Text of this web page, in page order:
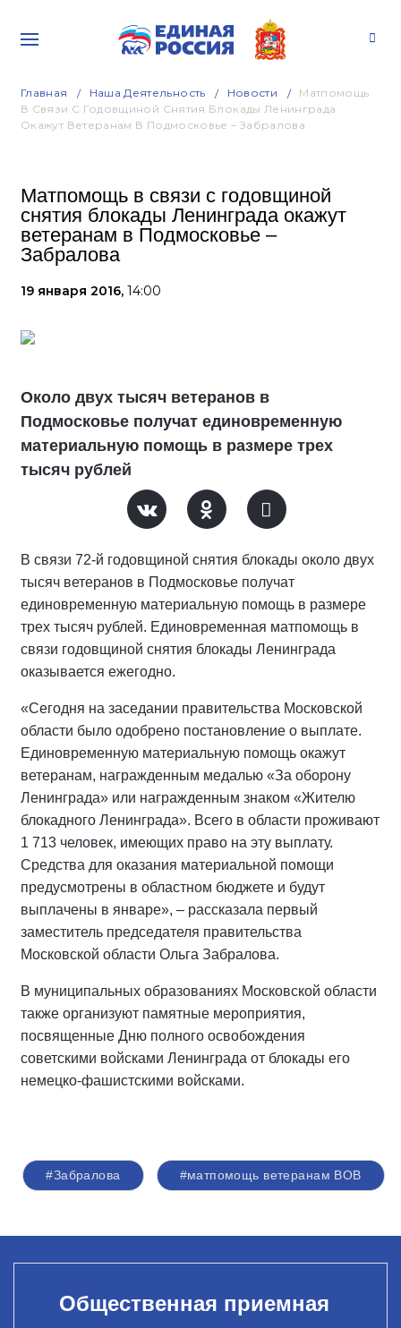
Главная Наша Деятельность Новости
Матпомощь
В Связи С Годовщиной Снятия Блокады Ленинграда
Окажут Ветеранам В Подмосковье – Забралова
Матпомощь в связи с годовщиной
снятия блокады Ленинграда окажут
ветеранам в Подмосковье –
Забралова
19 января 2016, 14:00
Около двух тысяч ветеранов в
Подмосковье получат единовременную
материальную помощь в размере трех
тысяч рублей
В связи 72-й годовщиной снятия блокады около двух
тысяч ветеранов в Подмосковье получат
единовременную материальную помощь в размере
трех тысяч рублей. Единовременная матпомощь в
связи годовщиной снятия блокады Ленинграда
оказывается ежегодно.
«Сегодня на заседании правительства Московской
области было одобрено постановление о выплате.
Единовременную материальную помощь окажут
ветеранам, награжденным медалью «За оборону
Ленинграда» или награжденным знаком «Жителю
блокадного Ленинграда». Всего в области проживают
1 713 человек, имеющих право на эту выплату.
Средства для оказания материальной помощи
предусмотрены в областном бюджете и будут
выплачены в январе», – рассказала первый
заместитель председателя правительства
Московской области Ольга Забралова.
В муниципальных образованиях Московской области
также организуют памятные мероприятия,
посвященные Дню полного освобождения
советскими войсками Ленинграда от блокады его
немецко-фашистскими войсками.
#Забралова #матпомощь ветеранам ВОВ
Общественная приемная